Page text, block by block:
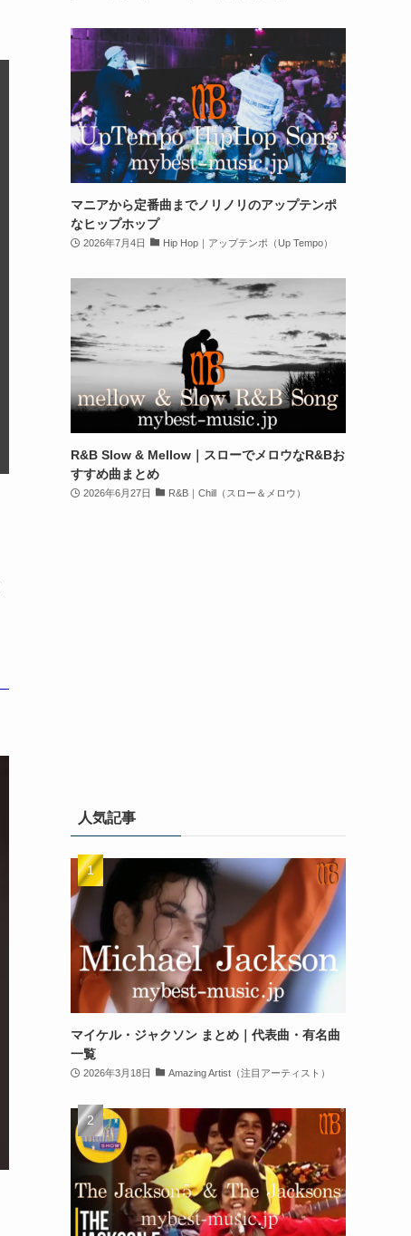
マニアから定番曲までノリノリのアップテンポ
なヒップホップ
2026年7月4日 Hip Hop｜アップテンポ（Up Tempo）
R&B Slow & Mellow｜スローでメロウなR&Bお
すすめ曲まとめ
2026年6月27日 R&B｜Chill（スロー＆メロウ）
人気記事
マイケル・ジャクソン まとめ｜代表曲・有名曲
一覧
2026年3月18日 Amazing Artist（注目アーティスト）